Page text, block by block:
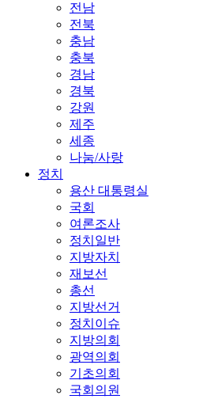
전남
전북
충남
충북
경남
경북
강원
제주
세종
나눔/사랑
정치
용산 대통령실
국회
여론조사
정치일반
지방자치
재보선
총선
지방선거
정치이슈
지방의회
광역의회
기초의회
국회의원